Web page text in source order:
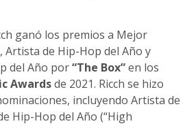
ganó los premios a Mejor
Artista de Hip-Hop del Año y
del Año por“The Box”en los
Awardsde 2021. Ricch se hizo
incluyendo Artista de
Hip-Hop del Año (“High